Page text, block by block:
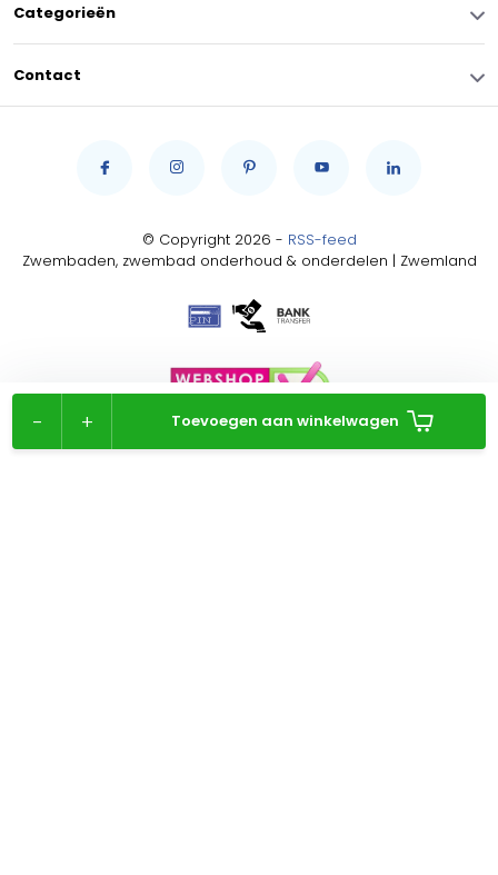
+
- Toevoegen aan winkelwagen
Categorieën
Contact
© Copyright 2026 - RSS-feed
Zwembaden, zwembad onderhoud & onderdelen | Zwemland